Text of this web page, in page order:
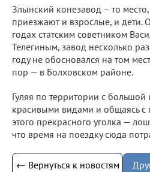
Злынский конезавод – то
приезжают и взрослые, и дети.
годах статским советником
Телегиным, завод несколько
году не обосновался на том
пор — в Болховском районе.
Гуляя по территории с большой
красивыми видами и общаясь с
этого прекрасного уголка —
что время на поездку сюда
← Вернуться к новостям